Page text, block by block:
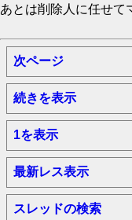
あとは削除人に任せて
次ページ
続きを表示
1を表示
最新レス表示
スレッドの検索